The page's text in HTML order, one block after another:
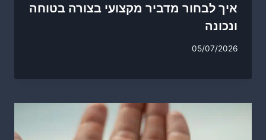
איך לבחור מדביר מקצועי בצורה בטוחה
ונכונה
05/07/2026